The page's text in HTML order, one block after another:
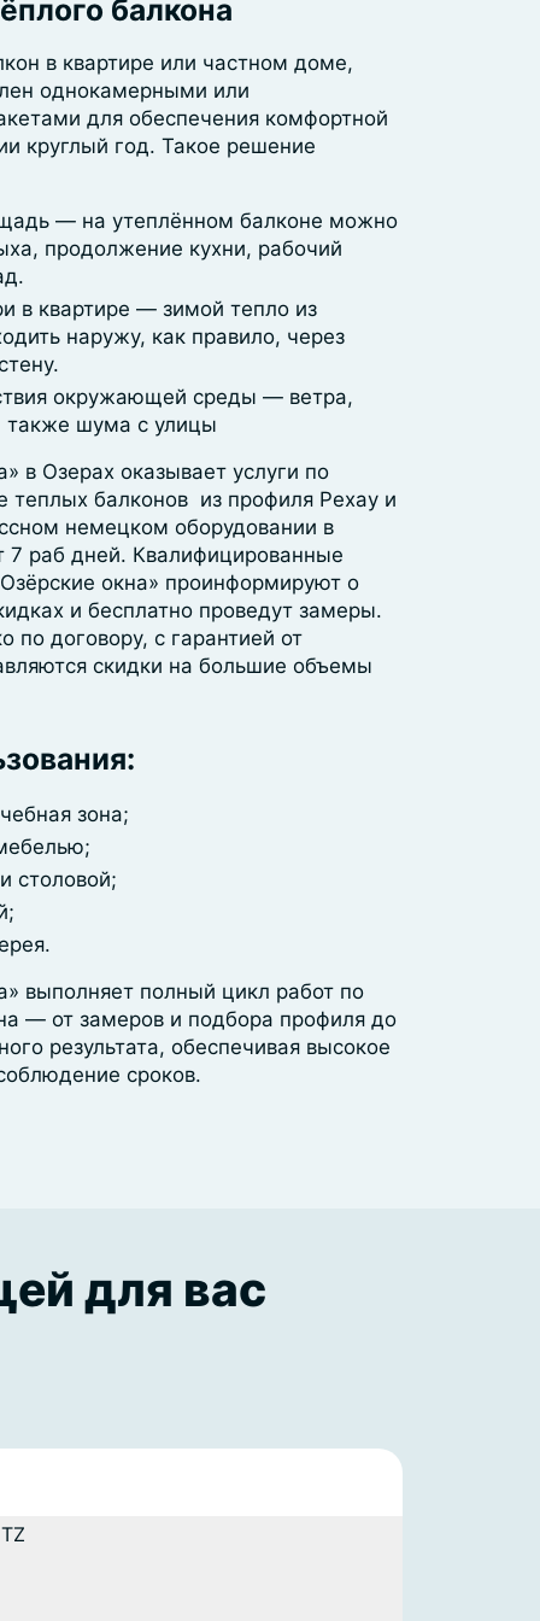
балкона
в квартире или частном доме,
однокамерными или
для обеспечения комфортной
круглый год. Такое решение
— на утеплённом балконе можно
продолжение кухни, рабочий
в квартире — зимой тепло из
наружу, как правило, через
окружающей среды — ветра,
также шума с улицы
в Озерах оказывает услуги по
теплых балконов из профиля Рехау и
немецком оборудовании в
раб дней. Квалифицированные
окна» проинформируют о
и бесплатно проведут замеры.
по договору, с гарантией от
скидки на большие объемы
зона;
столовой;
выполняет полный цикл работ по
— от замеров и подбора профиля до
результата, обеспечивая высокое
сроков.
для вас